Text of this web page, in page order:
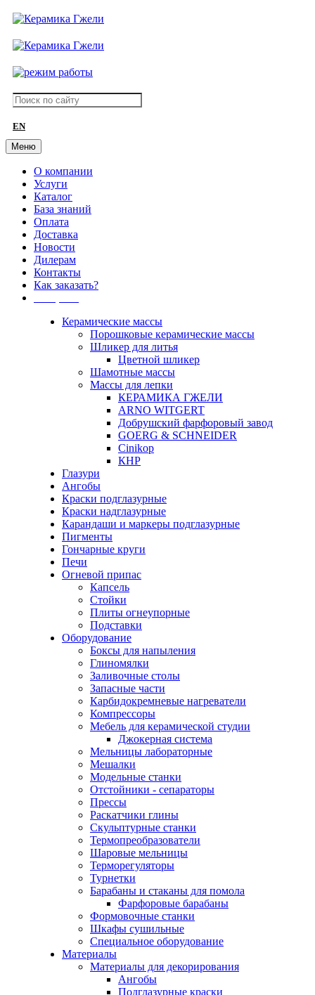
EN
Меню
О компании
Услуги
Каталог
База знаний
Оплата
Доставка
Новости
Дилерам
Контакты
Как заказать?
Керамические массы
Порошковые керамические массы
Шликер для литья
Цветной шликер
Шамотные массы
Массы для лепки
КЕРАМИКА ГЖЕЛИ
ARNO WITGERT
Добрушский фарфоровый завод
GOERG & SCHNEIDER
Cinikop
КНР
Глазури
Ангобы
Краски подглазурные
Краски надглазурные
Карандаши и маркеры подглазурные
Пигменты
Гончарные круги
Печи
Огневой припас
Капсель
Стойки
Плиты огнеупорные
Подставки
Оборудование
Боксы для напыления
Глиномялки
Заливочные столы
Запасные части
Карбидокремневые нагреватели
Компрессоры
Мебель для керамической студии
Джокерная система
Мельницы лабораторные
Мешалки
Модельные станки
Отстойники - сепараторы
Прессы
Раскатчики глины
Скульптурные станки
Термопреобразователи
Шаровые мельницы
Терморегуляторы
Турнетки
Барабаны и стаканы для помола
Фарфоровые барабаны
Формовочные станки
Шкафы сушильные
Специальное оборудование
Материалы
Материалы для декорирования
Ангобы
Подглазурные краски